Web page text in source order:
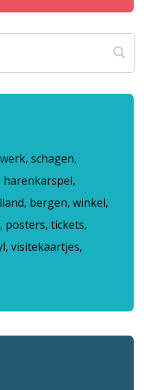
schagen,
bergen, winkel,
posters, tickets,
visitekaartjes,